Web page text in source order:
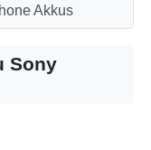
Akkus
Sony